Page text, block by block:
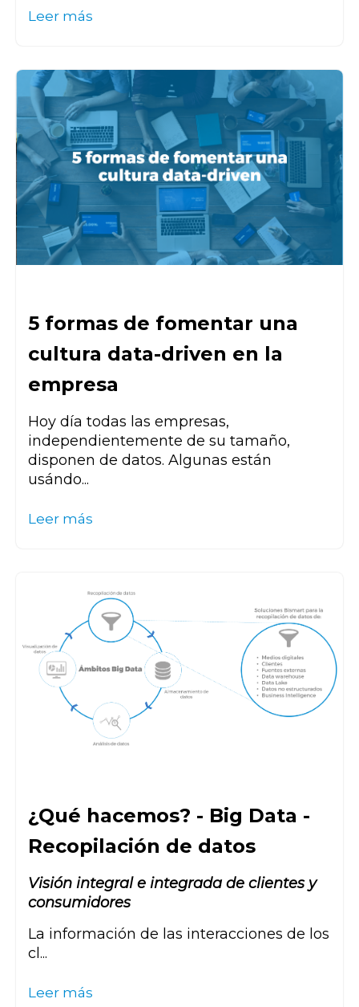
Leer más
5 formas de fomentar una
cultura data-driven en la
empresa
Hoy día todas las empresas,
independientemente de su tamaño,
disponen de datos. Algunas están
usándo...
Leer más
¿Qué hacemos? - Big Data -
Recopilación de datos
Visión integral e integrada de clientes y
consumidores
La información de las interacciones de los
cl...
Leer más